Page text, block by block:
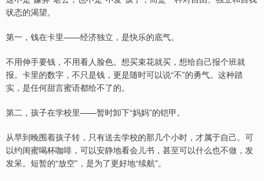
状态的渴望。
第一，钱在卡里——经济独立，是快乐的底气。
不用伸手要钱，不用看人脸色。想买束花就买，想给自己报个班就
报。卡里的数字，不只是钱，更是随时可以说“不”的勇气。这种踏
实，是任何甜言蜜语都给不了的。
第二，孩子在学校里——暂时卸下“妈妈”的铠甲。
从早到晚围着孩子转，只有送去学校的那几个小时，才属于自己。可
以约闺蜜喝杯咖啡，可以安静地看会儿书，甚至可以什么也不做，发
发呆。短暂的“放空”，是为了更好地“续航”。